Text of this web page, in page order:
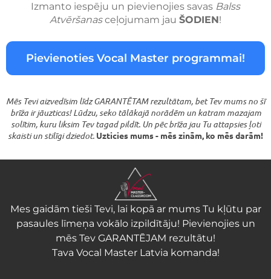
Izmanto iespēju un pievienojies savas Balss
Atvēršanasceļojumam jau ŠODIEN!
Pievienoties Vocal Master programmai!
Mēs Tevi aizvedīsim līdz GARANTĒTAM rezultātam, bet Tev mums no šī
brīža ir jāuzticas! Lūdzu, seko tālākajā norādēm un katram mazajam
solītim, kuru liksim Tev tagad pildīt. Un pēc brīža jau Tu attapsies ļoti
skaisti un stilīgi dziedot. Uzticies mums - mēs zinām, ko mēs darām!
Mes gaidām tieši Tevi, lai kopā ar mums Tu kļūtu par
pasaules līmeņa vokālo izpildītāju! Pievienojies un
mēs Tev GARANTĒJAM rezultātu!
Tava Vocal Master Latvia komanda!